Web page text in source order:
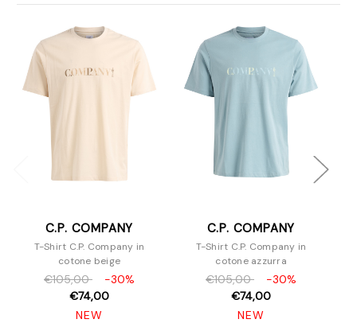
C.P. COMPANY
T-Shirt C.P. Company in
cotone beige
€105,00
-30%
€74,00
NEW
C.P. COMPANY
T-Shirt C.P. Company in
cotone azzurra
€105,00
-30%
€74,00
NEW